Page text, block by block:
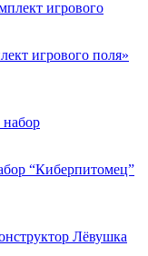
игрового поля»
“Киберпитомец”